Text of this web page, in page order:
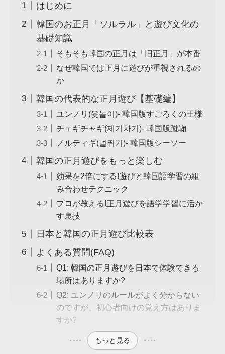
はじめに
韓国のお正月「ソルラル」と遊び文化の
基礎知識
そもそも韓国の正月は「旧正月」が本番
なぜ韓国では正月に遊びが重視されるの
か
韓国の代表的な正月遊び【基礎編】
ユンノリ(윷놀이)- 韓国版すごろくの王様
チェギチャギ(제기차기)- 韓国版蹴鞠
ノルティギ(널뛰기)- 韓国版シーソー
韓国の正月遊びをもっと楽しむ
効果を2倍にする!遊びと韓国語学習の組
み合わせテクニック
プロが教える!正月遊びを語学学習に活か
す裏技
日本と韓国の正月遊び比較表
よくある質問(FAQ)
Q1: 韓国の正月遊びを日本で体験できる
場所はありますか?
Q2: ユンノリのルールがよく分からない
のですが、初心者向けの覚え方はありま
すか?
もっと見る